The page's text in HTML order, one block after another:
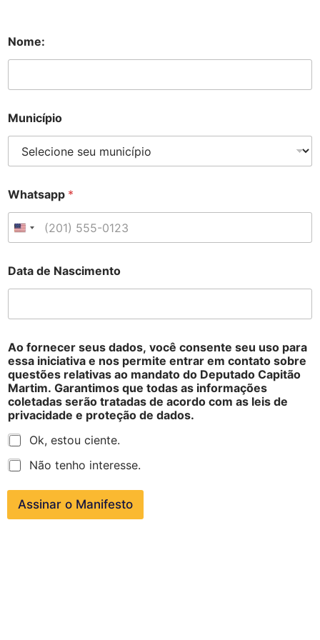
Nome:
Município
Whatsapp *
United States +1
Data de Nascimento
Ao fornecer seus dados, você consente seu uso para
essa iniciativa e nos permite entrar em contato sobre
questões relativas ao mandato do Deputado Capitão
Martim. Garantimos que todas as informações
coletadas serão tratadas de acordo com as leis de
privacidade e proteção de dados.
Ok, estou ciente.
Não tenho interesse.
Assinar o Manifesto